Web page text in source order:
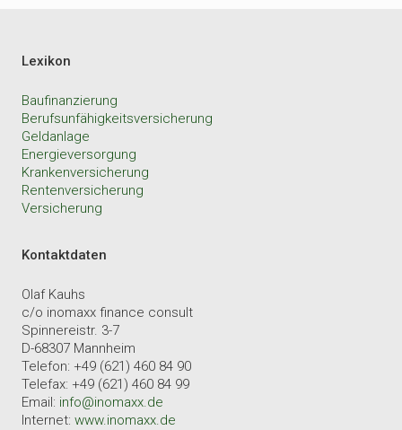
Lexikon
Baufinanzierung
Berufsunfähigkeitsversicherung
Geldanlage
Energieversorgung
Krankenversicherung
Rentenversicherung
Versicherung
Kontaktdaten
Olaf Kauhs
c/o inomaxx finance consult
Spinnereistr. 3-7
D-68307 Mannheim
Telefon: +49 (621) 460 84 90
Telefax: +49 (621) 460 84 99
Email: info@inomaxx.de
Internet: www.inomaxx.de